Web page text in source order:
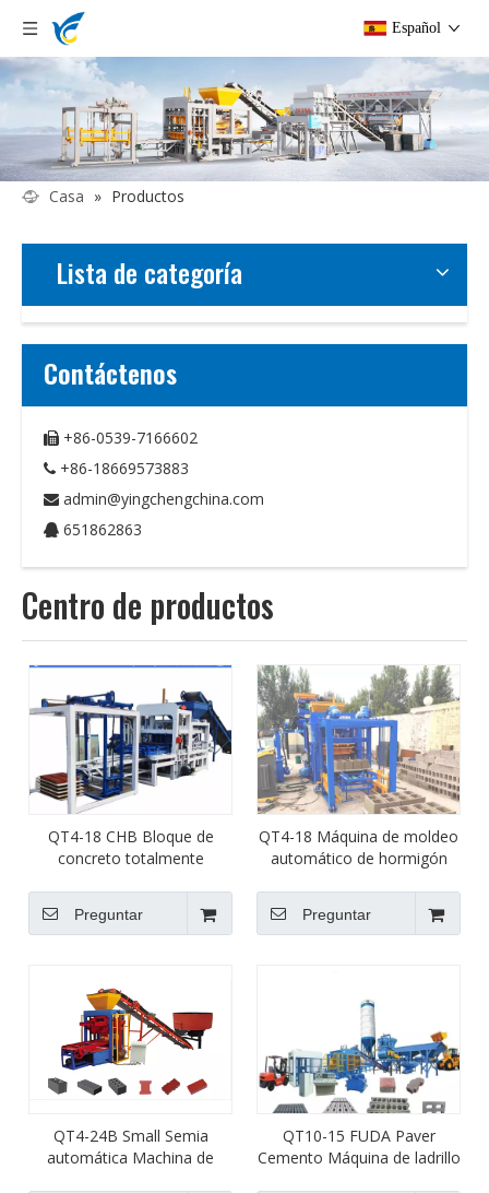
Español
Casa » Productos
Lista de categoría
Contáctenos
 +86-0539-7166602
 +86-18669573883
 admin@yingchengchina.com
 651862863
Centro de productos
QT4-18 CHB Bloque de
concreto totalmente
la máquina Máquina de
Preguntar
QT4-18 Máquina de moldeo
automático de hormigón
pavimento para la venta
Preguntar
QT4-24B Small Semia
automática Machina de
QT10-15 FUDA Paver
Cemento Máquina de ladrillo